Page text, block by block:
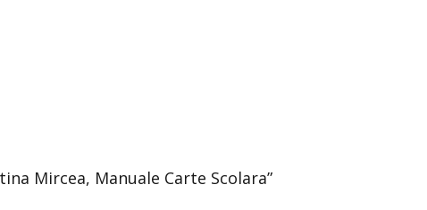
Mircea, Manuale Carte Scolara”